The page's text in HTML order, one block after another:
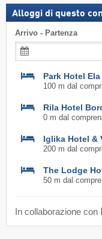
Alloggi di questo
Arrivo - Partenza
Park Hotel Ela
100 m dal
Rila Hotel
0 m dal
Iglika Hotel &
200 m dal
The Lodge
50 m dal
In collaborazione con